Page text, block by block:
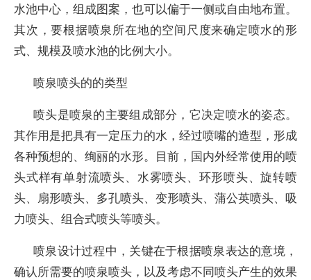
水池中心，组成图案，也可以偏于一侧或自由地布置。
其次，要根据喷泉所在地的空间尺度来确定喷水的形
式、规模及喷水池的比例大小。
喷泉喷头的的类型
喷头是喷泉的主要组成部分，它决定喷水的姿态。
其作用是把具有一定压力的水，经过喷嘴的造型，形成
各种预想的、绚丽的水形。目前，国内外经常使用的喷
头式样有单射流喷头、水雾喷头、环形喷头、旋转喷
头、扇形喷头、多孔喷头、变形喷头、蒲公英喷头、吸
力喷头、组合式喷头等喷头。
喷泉设计过程中，关键在于根据喷泉表达的意境，
确认所需要的喷泉喷头，以及考虑不同喷头产生的效果